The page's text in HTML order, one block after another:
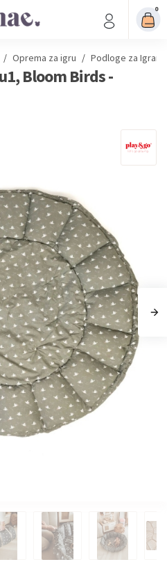
0
/ Oprema za igru / Podloge za
Bloom Birds -